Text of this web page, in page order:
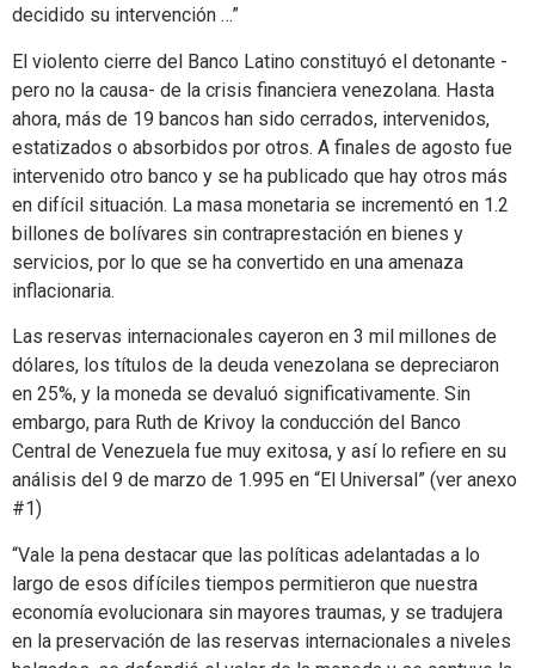
decidido su intervención …”
El violento cierre del Banco Latino constituyó el detonante -
pero no la causa- de la crisis financiera venezolana. Hasta
ahora, más de 19 bancos han sido cerrados, intervenidos,
estatizados o absorbidos por otros. A finales de agosto fue
intervenido otro banco y se ha publicado que hay otros más
en difícil situación. La masa monetaria se incrementó en 1.2
billones de bolívares sin contraprestación en bienes y
servicios, por lo que se ha convertido en una amenaza
inflacionaria.
Las reservas internacionales cayeron en 3 mil millones de
dólares, los títulos de la deuda venezolana se depreciaron
en 25%, y la moneda se devaluó significativamente. Sin
embargo, para Ruth de Krivoy la conducción del Banco
Central de Venezuela fue muy exitosa, y así lo refiere en su
análisis del 9 de marzo de 1.995 en “El Universal” (ver anexo
#1)
“Vale la pena destacar que las políticas adelantadas a lo
largo de esos difíciles tiempos permitieron que nuestra
economía evolucionara sin mayores traumas, y se tradujera
en la preservación de las reservas internacionales a niveles